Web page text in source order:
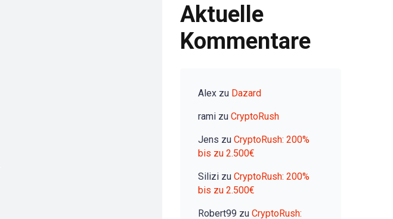
Aktuelle
Kommentare
Alex zu Dazard
rami zu CryptoRush
Jens zu CryptoRush: 200%
bis zu 2.500€
Silizi zu CryptoRush: 200%
bis zu 2.500€
Robert99 zu CryptoRush: